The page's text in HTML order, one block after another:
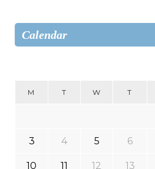
Calendar
M T W T
3 4 5 6
10 11 12 13